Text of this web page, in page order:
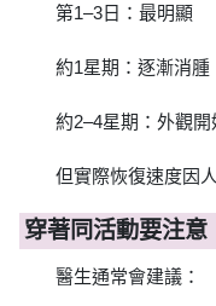
第1–3日：最明顯
約1星期：逐漸消腫
約2–4星期：外觀開
但實際恢復速度因
穿著同活動要注意
醫生通常會建議：